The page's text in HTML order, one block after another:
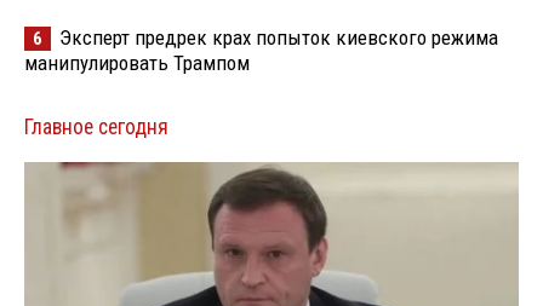
6
Эксперт предрек крах попыток киевского режима
манипулировать Трампом
Главное сегодня